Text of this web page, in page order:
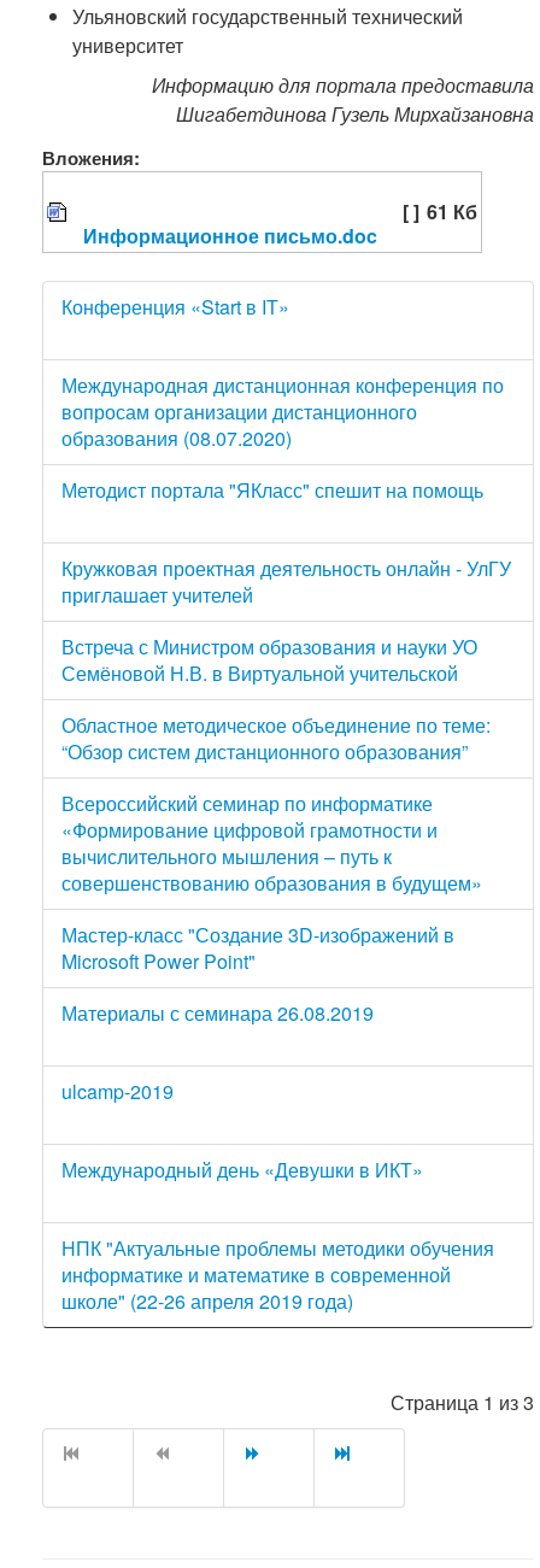
Ульяновский государственный технический
университет
Информацию для портала предоставила
Шигабетдинова Гузель Мирхайзановна
Вложения:
Информационное письмо.doc
[ ] 61 Кб
Конференция «Start в IТ»
Международная дистанционная конференция по
вопросам организации дистанционного
образования (08.07.2020)
Методист портала "ЯКласс" спешит на помощь
Кружковая проектная деятельность онлайн - УлГУ
приглашает учителей
Встреча с Министром образования и науки УО
Семёновой Н.В. в Виртуальной учительской
Областное методическое объединение по теме:
“Обзор систем дистанционного образования”
Всероссийский семинар по информатике
«Формирование цифровой грамотности и
вычислительного мышления – путь к
совершенствованию образования в будущем»
Мастер-класс "Создание 3D-изображений в
Microsoft Power Point"
Материалы с семинара 26.08.2019
ulcamp-2019
Международный день «Девушки в ИКТ»
НПК "Актуальные проблемы методики обучения
информатике и математике в современной
школе" (22-26 апреля 2019 года)
Страница 1 из 3